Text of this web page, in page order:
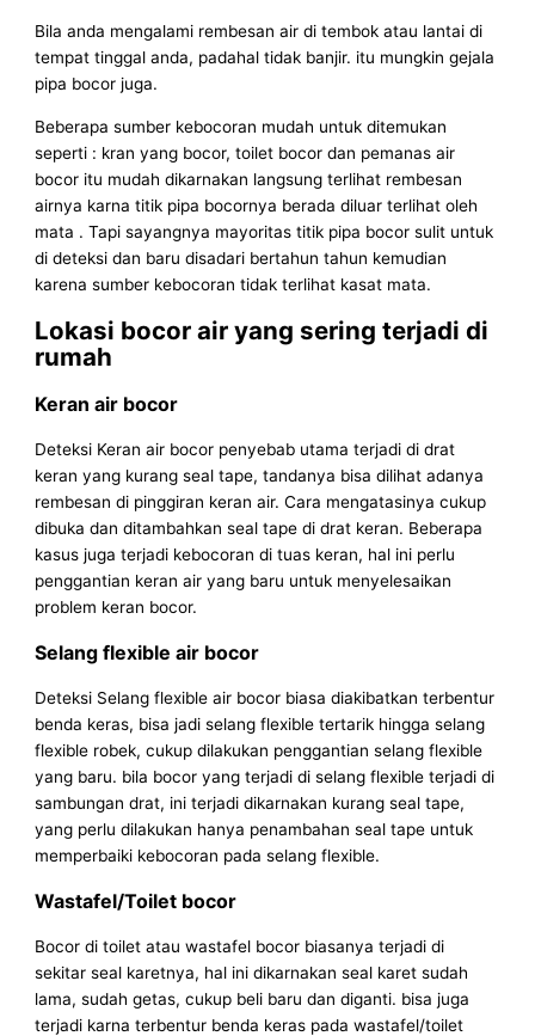
Bila anda mengalami rembesan air di tembok atau lantai di
tempat tinggal anda, padahal tidak banjir. itu mungkin gejala
pipa bocor juga.
Beberapa sumber kebocoran mudah untuk ditemukan
seperti : kran yang bocor, toilet bocor dan pemanas air
bocor itu mudah dikarnakan langsung terlihat rembesan
airnya karna titik pipa bocornya berada diluar terlihat oleh
mata . Tapi sayangnya mayoritas titik pipa bocor sulit untuk
di deteksi dan baru disadari bertahun tahun kemudian
karena sumber kebocoran tidak terlihat kasat mata.
Lokasi bocor air yang sering terjadi di
rumah
Keran air bocor
Deteksi Keran air bocor penyebab utama terjadi di drat
keran yang kurang seal tape, tandanya bisa dilihat adanya
rembesan di pinggiran keran air. Cara mengatasinya cukup
dibuka dan ditambahkan seal tape di drat keran. Beberapa
kasus juga terjadi kebocoran di tuas keran, hal ini perlu
penggantian keran air yang baru untuk menyelesaikan
problem keran bocor.
Selang flexible air bocor
Deteksi Selang flexible air bocor biasa diakibatkan terbentur
benda keras, bisa jadi selang flexible tertarik hingga selang
flexible robek, cukup dilakukan penggantian selang flexible
yang baru. bila bocor yang terjadi di selang flexible terjadi di
sambungan drat, ini terjadi dikarnakan kurang seal tape,
yang perlu dilakukan hanya penambahan seal tape untuk
memperbaiki kebocoran pada selang flexible.
Wastafel/Toilet bocor
Bocor di toilet atau wastafel bocor biasanya terjadi di
sekitar seal karetnya, hal ini dikarnakan seal karet sudah
lama, sudah getas, cukup beli baru dan diganti. bisa juga
terjadi karna terbentur benda keras pada wastafel/toilet